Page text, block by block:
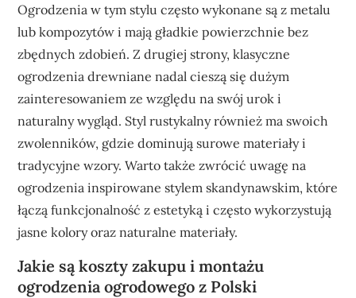
Ogrodzenia w tym stylu często wykonane są z metalu
lub kompozytów i mają gładkie powierzchnie bez
zbędnych zdobień. Z drugiej strony, klasyczne
ogrodzenia drewniane nadal cieszą się dużym
zainteresowaniem ze względu na swój urok i
naturalny wygląd. Styl rustykalny również ma swoich
zwolenników, gdzie dominują surowe materiały i
tradycyjne wzory. Warto także zwrócić uwagę na
ogrodzenia inspirowane stylem skandynawskim, które
łączą funkcjonalność z estetyką i często wykorzystują
jasne kolory oraz naturalne materiały.
Jakie są koszty zakupu i montażu
ogrodzenia ogrodowego z Polski